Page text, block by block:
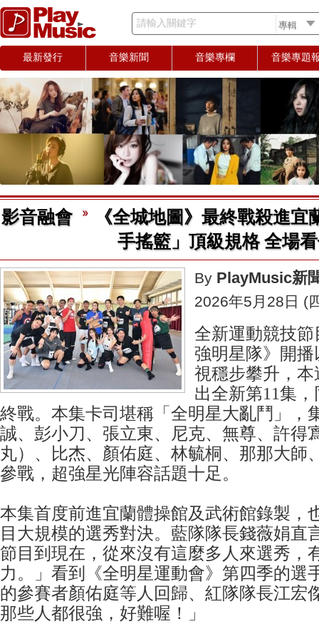
請輸入關鍵字
最新發行 音樂新聞 音樂專欄 音樂專題
影音融會
《全城地圖》最終戰殺進宜
手搖籃」頂級規格 全場
By PlayMusic新
2026年5月28日 (
全新運動競技
強明星隊》開
視穩步攀升，
出全新第11集
終戰。本集卡司堪稱「全明星大亂鬥」，
誠、彭小刀、張立東、尼克、無尊、許得
丸）、比杰、顏佑庭、林毓桐、那那大師
參戰，超強星光陣容話題十足。
本集首度前進宜蘭體操館及武術館錄製，
目大規模的選秀對決。藍隊隊長錢薇娟直
節目到現在，從來沒有這麼多人來選秀，
力。」看到《全明星運動會》第四季的選
的參賽者顏佑庭等人回歸、紅隊隊長江宏
那些人都很強，好難喔！」